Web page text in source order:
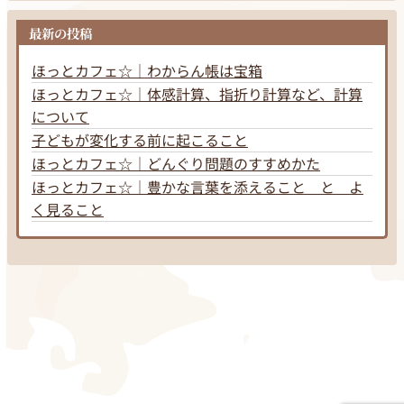
最新の投稿
ほっとカフェ☆｜わからん帳は宝箱
ほっとカフェ☆｜体感計算、指折り計算など、計算
について
子どもが変化する前に起こること
ほっとカフェ☆｜どんぐり問題のすすめかた
ほっとカフェ☆｜豊かな言葉を添えること と よ
く見ること